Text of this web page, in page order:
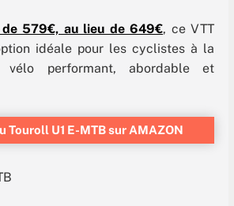
de 579€, au lieu de 649€, ce VTT
idéale pour les cyclistes à la
vélo performant, abordable et
Touroll U1 E-MTB sur AMAZON